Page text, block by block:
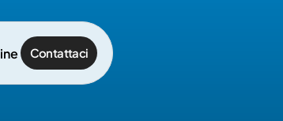
Contattaci